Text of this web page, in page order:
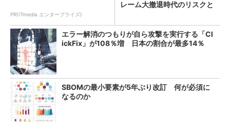
PR(ITmedia エンタープライズ)
レーム大撤退時代のリスクと
エラー解消のつもりが自ら攻撃を実行する「Cl
ickFix」が108％増 日本の割合が最多14％
SBOMの最小要素が5年ぶり改訂 何が必須に
なるのか